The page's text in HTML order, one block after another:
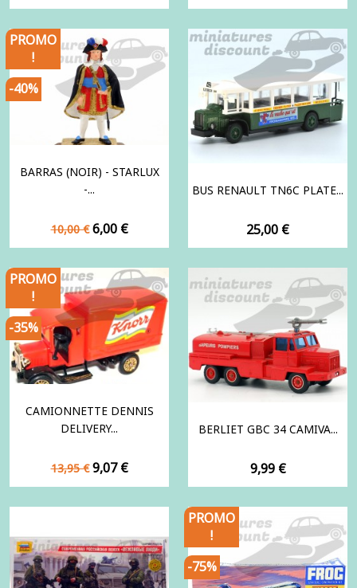
BARRAS (NOIR) - STARLUX
-...
Prix
de
10,00 € Prix
6,00 €
PROMO
!
-40%
BUS RENAULT TN6C PLATE...
Prix
25,00 €
CAMIONNETTE DENNIS
DELIVERY...
Prix
de
13,95 € Prix
9,07 €
PROMO
!
-35%
BERLIET GBC 34 CAMIVA...
Prix
9,99 €
PROMO
!
-75%